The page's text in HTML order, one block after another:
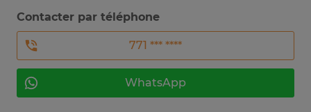
Contacter par téléphone
771 *** ****
WhatsApp